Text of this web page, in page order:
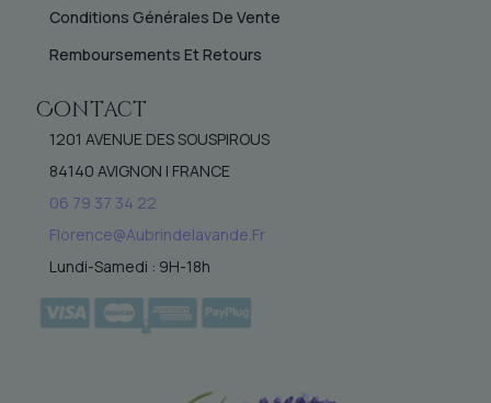
Conditions Générales De Vente
Remboursements Et Retours
Contact
1201 AVENUE DES SOUSPIROUS
84140 AVIGNON | FRANCE
06 79 37 34 22
Florence@aubrindelavande.fr
Lundi-Samedi : 9H-18h